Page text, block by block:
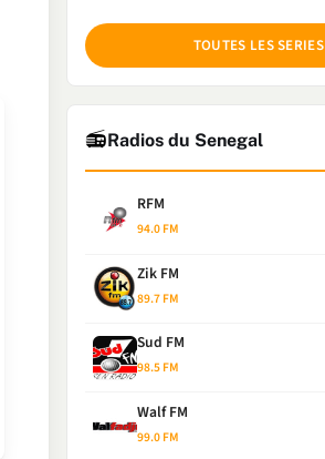
TOUTES LES SERIES
📻Radios du Senegal
RFM
94.0 FM
Zik FM
89.7 FM
Sud FM
98.5 FM
Walf FM
99.0 FM